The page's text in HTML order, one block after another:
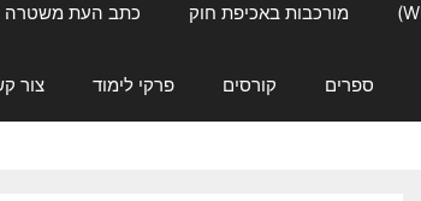
מורכבות באכיפת חוק כתב העת משטרה
ספרים קורסים פרקי לימוד צור